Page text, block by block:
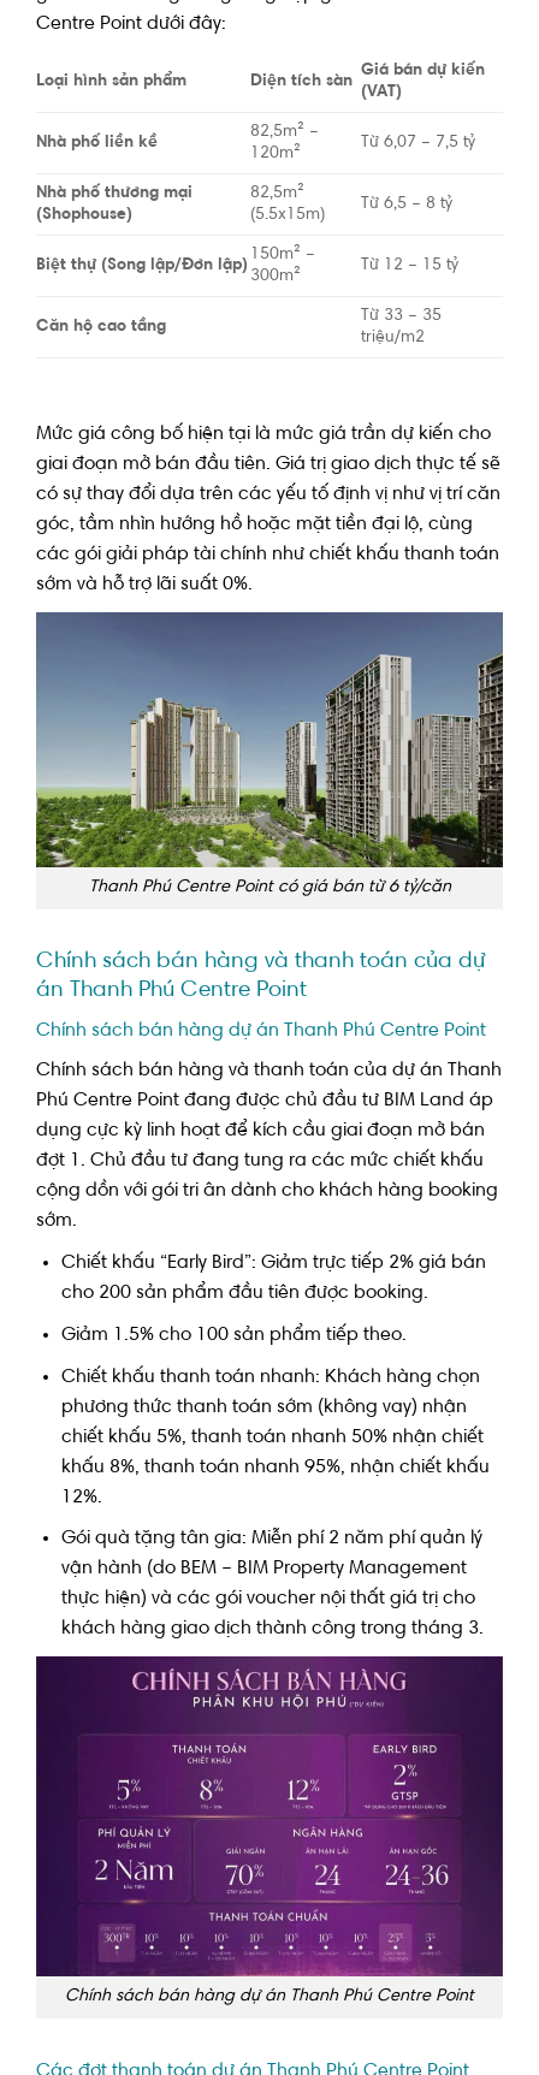
Centre Point dưới đây:
Loại hình sản phẩm Diện tích sàn
Giá bán dự kiến
(VAT)
Nhà phố liền kề
82,5m² –
120m²
Từ 6,07 – 7,5 tỷ
Nhà phố thương mại
(Shophouse)
82,5m²
(5.5x15m)
Từ 6,5 – 8 tỷ
Biệt thự (Song lập/Đơn lập)
150m² –
300m²
Từ 12 – 15 tỷ
Căn hộ cao tầng
Từ 33 – 35
triệu/m2
Mức giá công bố hiện tại là mức giá trần dự kiến cho
giai đoạn mở bán đầu tiên. Giá trị giao dịch thực tế sẽ
có sự thay đổi dựa trên các yếu tố định vị như vị trí căn
góc, tầm nhìn hướng hồ hoặc mặt tiền đại lộ, cùng
các gói giải pháp tài chính như chiết khấu thanh toán
sớm và hỗ trợ lãi suất 0%.
Thanh Phú Centre Point có giá bán từ 6 tỷ/căn
Chính sách bán hàng và thanh toán của dự
án Thanh Phú Centre Point
Chính sách bán hàng dự án Thanh Phú Centre Point
Chính sách bán hàng và thanh toán của dự án Thanh
Phú Centre Point đang được chủ đầu tư BIM Land áp
dụng cực kỳ linh hoạt để kích cầu giai đoạn mở bán
đợt 1. Chủ đầu tư đang tung ra các mức chiết khấu
cộng dồn với gói tri ân dành cho khách hàng booking
sớm.
Chiết khấu “Early Bird”: Giảm trực tiếp 2% giá bán
cho 200 sản phẩm đầu tiên được booking.
Giảm 1.5% cho 100 sản phẩm tiếp theo.
Chiết khấu thanh toán nhanh: Khách hàng chọn
phương thức thanh toán sớm (không vay) nhận
chiết khấu 5%, thanh toán nhanh 50% nhận chiết
khấu 8%, thanh toán nhanh 95%, nhận chiết khấu
12%.
Gói quà tặng tân gia: Miễn phí 2 năm phí quản lý
vận hành (do BEM – BIM Property Management
thực hiện) và các gói voucher nội thất giá trị cho
khách hàng giao dịch thành công trong tháng 3.
Chính sách bán hàng dự án Thanh Phú Centre Point